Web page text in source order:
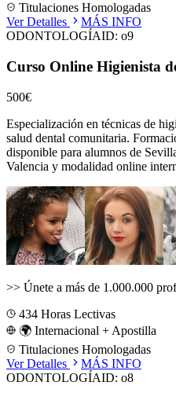
Titulaciones Homologadas
Ver Detalles
MÁS INFO
ODONTOLOGÍAID: o9
Curso Online Higienista
500€
Especialización en técnicas de
salud dental comunitaria.
disponible para alumnos de
Valencia y modalidad online
>> Únete a más de 1.000.000
434 Horas Lectivas
🌍 Internacional + Apostilla
Titulaciones Homologadas
Ver Detalles
MÁS INFO
ODONTOLOGÍAID: o8